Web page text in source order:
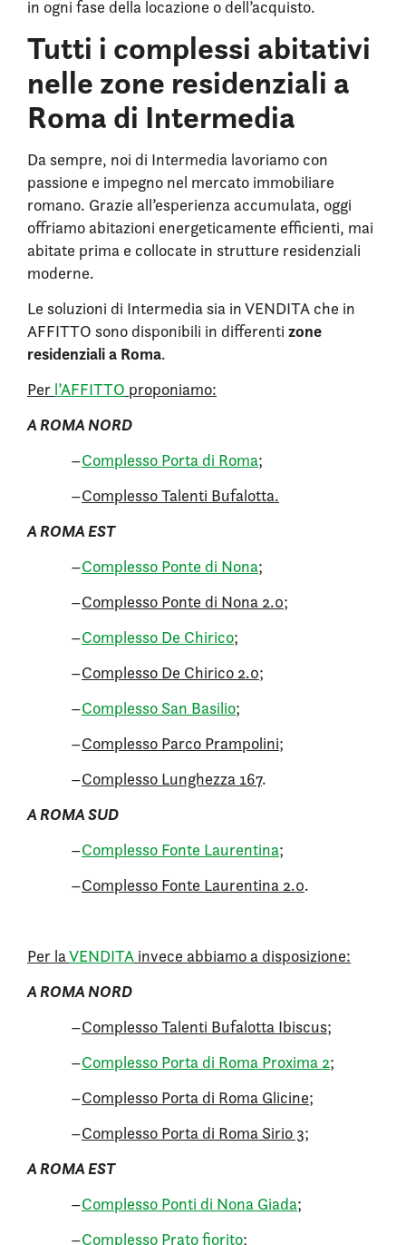
in ogni fase della locazione o dell’acquisto.
Tutti i complessi abitativi
nelle zone residenziali a
Roma di Intermedia
Da sempre, noi di Intermedia lavoriamo con
passione e impegno nel mercato immobiliare
romano. Grazie all’esperienza accumulata, oggi
offriamo abitazioni energeticamente efficienti, mai
abitate prima e collocate in strutture residenziali
moderne.
Le soluzioni di Intermedia sia in VENDITA che in
AFFITTO sono disponibili in differenti zone
residenziali a Roma.
Per l’AFFITTO proponiamo:
A ROMA NORD
–Complesso Porta di Roma;
–Complesso Talenti Bufalotta.
A ROMA EST
–Complesso Ponte di Nona;
–Complesso Ponte di Nona 2.0;
–Complesso De Chirico;
–Complesso De Chirico 2.0;
–Complesso San Basilio;
–Complesso Parco Prampolini;
–Complesso Lunghezza 167.
A ROMA SUD
–Complesso Fonte Laurentina;
–Complesso Fonte Laurentina 2.0.
Per laVENDITA invece abbiamo a disposizione:
A ROMA NORD
–Complesso Talenti Bufalotta Ibiscus;
–Complesso Porta di Roma Proxima 2;
–Complesso Porta di Roma Glicine;
–Complesso Porta di Roma Sirio 3;
A ROMA EST
–Complesso Ponti di Nona Giada;
–Complesso Prato fiorito;